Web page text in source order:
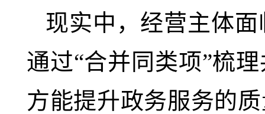
现实中，经营主体
通过“合并同类项”梳
方能提升政务服务的